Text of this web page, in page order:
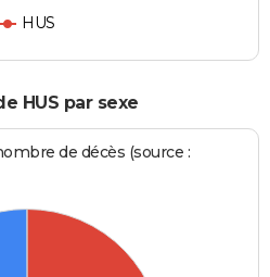
HUS
HUS par sexe
de décès (source :